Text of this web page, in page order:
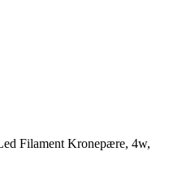
Filament Kronepære, 4w,